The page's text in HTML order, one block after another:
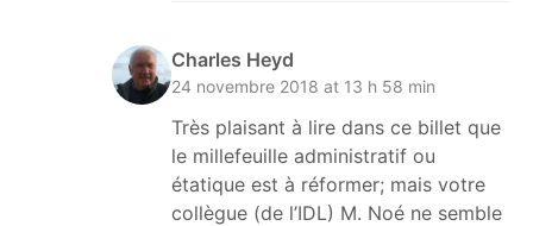
Charles Heyd
24 novembre 2018 at 13 h 58 min
Très plaisant à lire dans ce billet que
le millefeuille administratif ou
étatique est à réformer; mais votre
collègue (de l’IDL) M. Noé ne semble